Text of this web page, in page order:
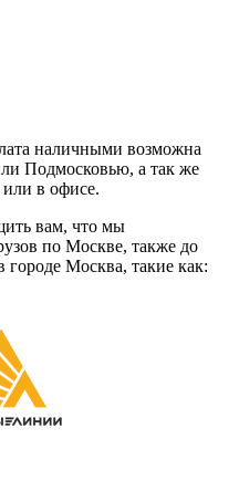
наличными возможна
Подмосковью, а так же
или в офисе.
вам, что мы
по Москве, также до
Москва, такие как: